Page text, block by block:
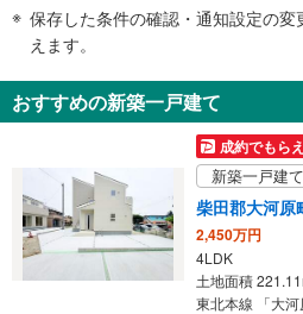
知
を
取
る
・
条
保存した条件の確認・通知設定の変
えます。
おすすめの新築一戸建て
成約でもら
新築一戸建て
柴田郡大河原
2,450万円
4LDK
土地面積
東北本線 「大